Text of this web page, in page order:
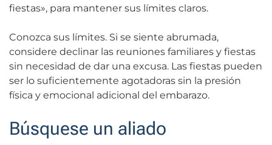
fiestas», para mantener sus límites claros.
Conozca sus límites. Si se siente abrumada,
considere declinar las reuniones familiares y fiestas
sin necesidad de dar una excusa. Las fiestas pueden
ser lo suficientemente agotadoras sin la presión
física y emocional adicional del embarazo.
Búsquese un aliado